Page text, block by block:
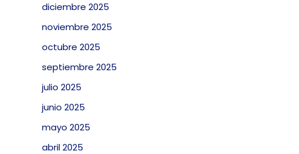
diciembre 2025
noviembre 2025
octubre 2025
septiembre 2025
julio 2025
junio 2025
mayo 2025
abril 2025